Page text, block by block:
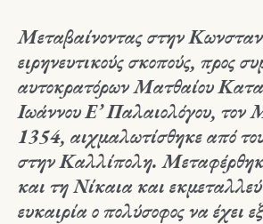
Μεταβαίνοντας στην
ειρηνευτικούς σκοπούς, προς
αυτοκρατόρων Ματθαίου
Ιωάννου Ε’ Παλαιολόγου, τον
1354, αιχμαλωτίσθηκε από
στην Καλλίπολη.
και τη Νίκαια και
ευκαιρία ο πολύσοφος να έχει